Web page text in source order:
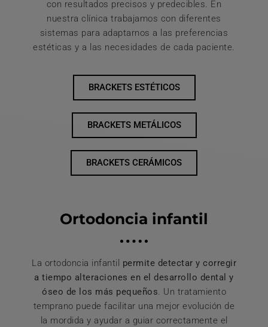
con resultados precisos y predecibles. En
nuestra clínica trabajamos con diferentes
sistemas para adaptarnos a las preferencias
estéticas y a las necesidades de cada paciente.
BRACKETS ESTÉTICOS
BRACKETS METÁLICOS
BRACKETS CERÁMICOS
Ortodoncia infantil
La ortodoncia infantil permite detectar y corregir
a tiempo alteraciones en el desarrollo dental y
óseo de los más pequeños. Un tratamiento
temprano puede facilitar una mejor evolución de
la mordida y ayudar a guiar correctamente el